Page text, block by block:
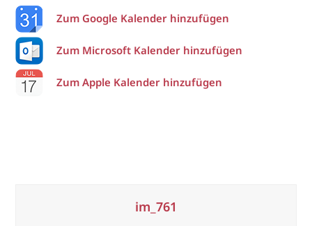
Zum Google Kalender hinzufügen
Zum Microsoft Kalender hinzufügen
Zum Apple Kalender hinzufügen
im_761